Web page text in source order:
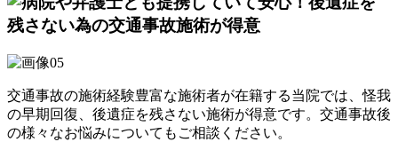
交通事故の施術経験豊富な施術者が在籍する当院では、怪我
の早期回復、後遺症を残さない施術が得意です。交通事故後
の様々なお悩みについてもご相談ください。